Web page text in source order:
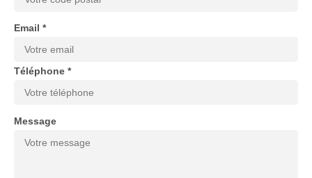
Email *
Téléphone *
Message